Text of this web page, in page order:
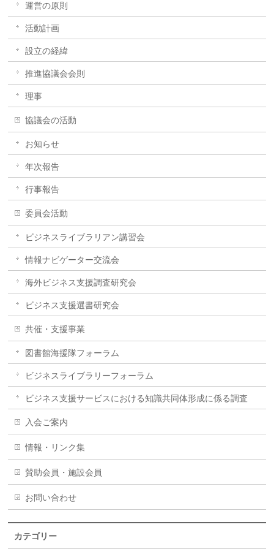
運営の原則
活動計画
設立の経緯
推進協議会会則
理事
協議会の活動
お知らせ
年次報告
行事報告
委員会活動
ビジネスライブラリアン講習会
情報ナビゲーター交流会
海外ビジネス支援調査研究会
ビジネス支援選書研究会
共催・支援事業
図書館海援隊フォーラム
ビジネスライブラリーフォーラム
ビジネス支援サービスにおける知識共同体形成に係る調査
入会ご案内
情報・リンク集
賛助会員・施設会員
お問い合わせ
カテゴリー